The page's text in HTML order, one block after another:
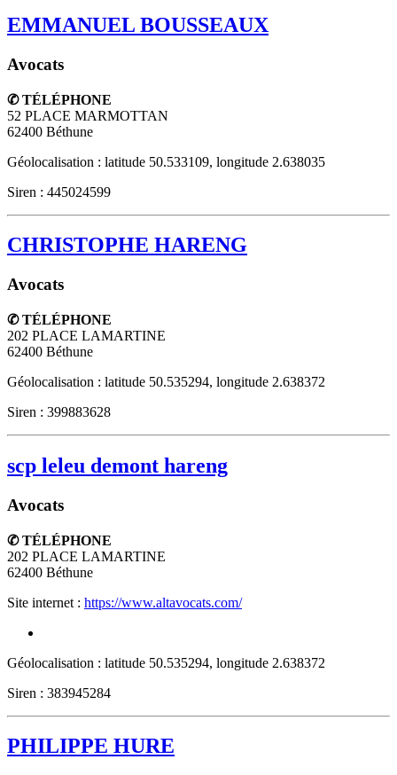
EMMANUEL BOUSSEAUX
Avocats
✆ TÉLÉPHONE
52 PLACE MARMOTTAN
62400 Béthune
Géolocalisation : latitude 50.533109, longitude 2.638035
Siren : 445024599
CHRISTOPHE HARENG
Avocats
✆ TÉLÉPHONE
202 PLACE LAMARTINE
62400 Béthune
Géolocalisation : latitude 50.535294, longitude 2.638372
Siren : 399883628
scp leleu demont hareng
Avocats
✆ TÉLÉPHONE
202 PLACE LAMARTINE
62400 Béthune
Site internet : https://www.altavocats.com/
Géolocalisation : latitude 50.535294, longitude 2.638372
Siren : 383945284
PHILIPPE HURE